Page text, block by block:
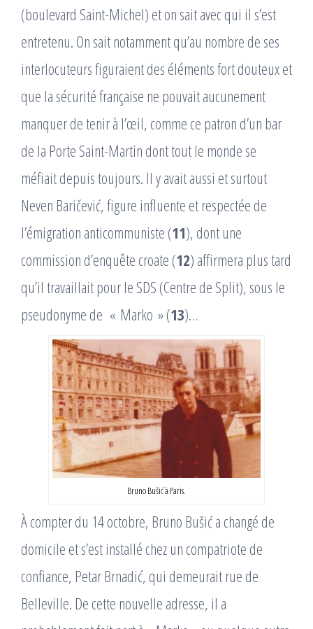
(boulevard Saint-Michel) et on sait avec qui il s’est
entretenu. On sait notamment qu’au nombre de ses
interlocuteurs figuraient des éléments fort douteux et
que la sécurité française ne pouvait aucunement
manquer de tenir à l’œil, comme ce patron d’un bar
de la Porte Saint-Martin dont tout le monde se
méfiait depuis toujours. Il y avait aussi et surtout
Neven Baričević, figure influente et respectée de
l’émigration anticommuniste (11), dont une
commission d’enquête croate (12) affirmera plus tard
qu’il travaillait pour le SDS (Centre de Split), sous le
pseudonyme de « Marko » (13)…
Bruno Bušić à Paris.
À compter du 14 octobre, Bruno Bušić a changé de
domicile et s’est installé chez un compatriote de
confiance, Petar Brnadić, qui demeurait rue de
Belleville. De cette nouvelle adresse, il a